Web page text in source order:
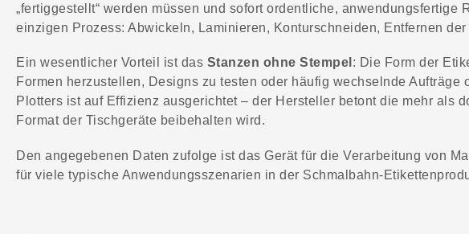
„fertiggestellt“ werden müssen und sofort ordentliche,
einzigen Prozess: Abwickeln, Laminieren, Konturschneiden, Entfernen
Ein wesentlicher Vorteil ist das Stanzen ohne Stempel : Die Form der
Formen herzustellen, Designs zu testen oder häufig wechselnde
Plotters ist auf Effizienz ausgerichtet – der Hersteller betont die mehr als
Format der Tischgeräte beibehalten wird.
Den angegebenen Daten zufolge ist das Gerät für die Verarbeitung von
für viele typische Anwendungsszenarien in der Schmalbahn-